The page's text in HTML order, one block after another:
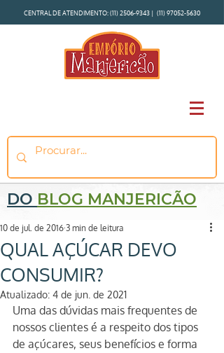
CENTRAL DE ATENDIMENTO:(11) 2506-9343 | (11) 97052-5630
DO BLOG MANJERICÃO
QUAL AÇÚCAR DEVO
CONSUMIR?
10 de jul. de 2016 3 min de leitura
Atualizado: 4 de jun. de 2021
Uma das dúvidas mais frequentes de
nossos clientes é a respeito dos tipos
de açúcares, seus benefícios e forma